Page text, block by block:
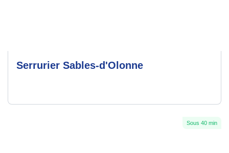
Serrurier Sables-d'Olonne
Sous 40 min